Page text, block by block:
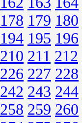
178 179 180
194 195 196
210 211 212
226 227 228
242 243 244
258 259 260